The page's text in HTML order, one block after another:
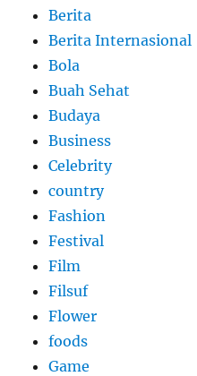
Berita
Berita Internasional
Bola
Buah Sehat
Budaya
Business
Celebrity
country
Fashion
Festival
Film
Filsuf
Flower
foods
Game